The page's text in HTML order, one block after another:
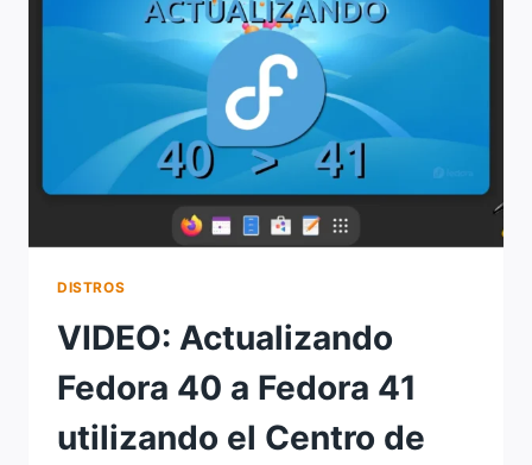
DISTROS
VIDEO: Actualizando
Fedora 40 a Fedora 41
utilizando el Centro de